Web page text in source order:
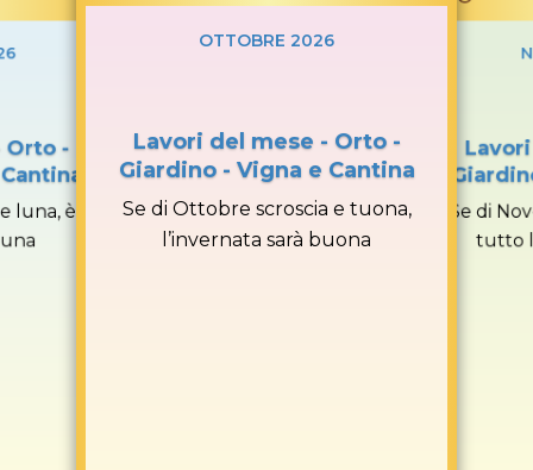
Orto -
luna, è
OTTOBRE 2026
Lavori del mese - Orto -
Giardino - Vigna e Cantina
Se di Ottobre scroscia e tuona,
l’invernata sarà buona
Se di
tutto